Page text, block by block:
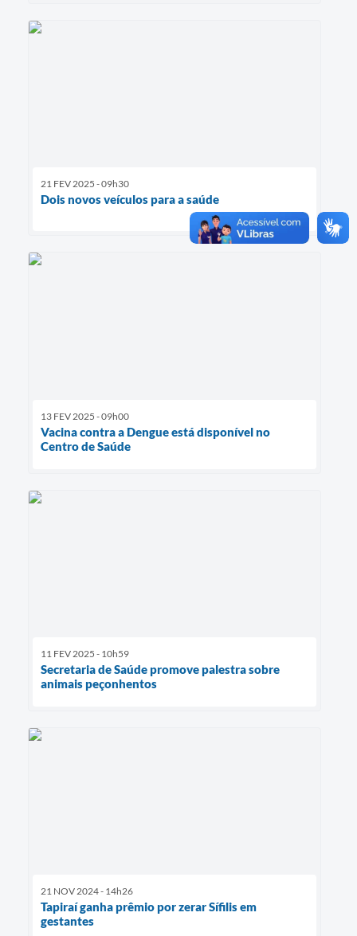
21 FEV 2025 - 09h30
Dois novos veículos para a saúde
13 FEV 2025 - 09h00
Vacina contra a Dengue está disponível no
Centro de Saúde
11 FEV 2025 - 10h59
Secretaria de Saúde promove palestra sobre
animais peçonhentos
21 NOV 2024 - 14h26
Tapiraí ganha prêmio por zerar Sífilis em
gestantes